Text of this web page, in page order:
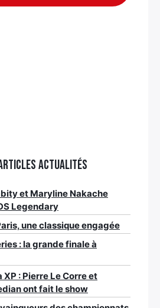
Actualités
et Maryline Nakache
Legendary
une classique engagée
: la grande finale à
: Pierre Le Corre et
ont fait le show